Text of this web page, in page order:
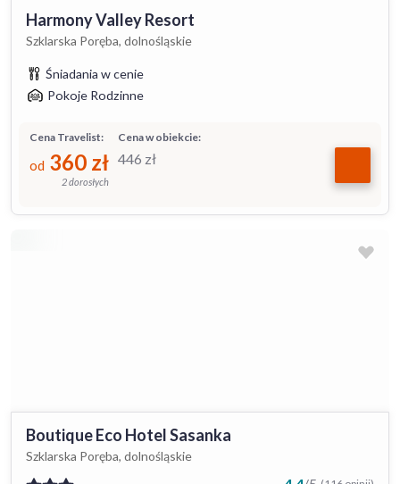
Harmony Valley Resort
Szklarska Poręba, dolnośląskie
Śniadania w cenie
Pokoje Rodzinne
Cena w obiekcie:
446 zł
Cena Travelist:
od 360 zł
2 dorosłych
Boutique Eco Hotel Sasanka
Szklarska Poręba, dolnośląskie